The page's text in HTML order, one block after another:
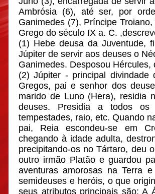
Ambrósia (6), até ser, por
Ganimedes (7), Príncipe
Grego do século IX a. C.
(1) Hebe deusa da Juventude,
Júpiter de servir aos deuses o
Ganimedes. Desposou
(2) Júpiter - principal divindade
Gregos, pai e senhor dos
marido de Luno (Hera), residia
deuses. Presidia a todos os
tempestades, raio, etc. Quando
pai, Reia escondeu-se em
chegando à idade adulta,
precipitando-os no Tártaro, deu
outro irmão Platão e guardou
aventuras amorosas na Terra
semideuses e heróis, o que
seus atributos principais são: A